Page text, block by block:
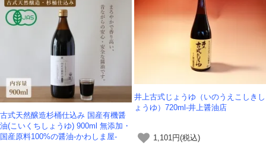
古式天然醸造杉桶仕込み 国産有機醤
油(こいくちしょうゆ) 900ml 無添加・
国産原料100%の醤油-かわしま屋-
井上古式じょうゆ（いのうえこしきし
ょうゆ）720ml-井上醤油店
1,101円(税込)